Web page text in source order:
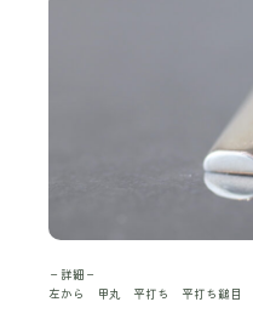
－詳細－
左から 甲丸 平打ち 平打ち鎚目